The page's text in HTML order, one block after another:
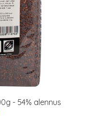
- 54% alennus